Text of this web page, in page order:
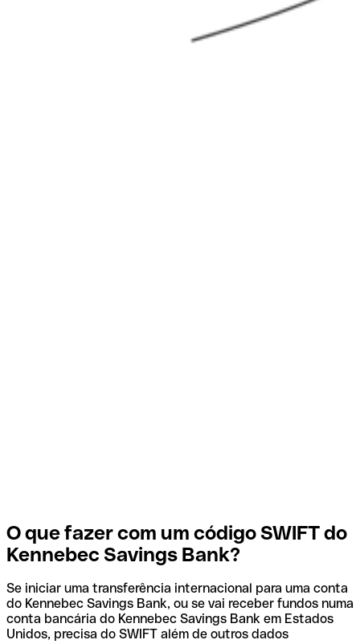
O que fazer com um código SWIFT do
Kennebec Savings Bank?
Se iniciar uma transferência internacional para uma conta
do Kennebec Savings Bank, ou se vai receber fundos numa
conta bancária do Kennebec Savings Bank em Estados
Unidos, precisa do SWIFT além de outros dados